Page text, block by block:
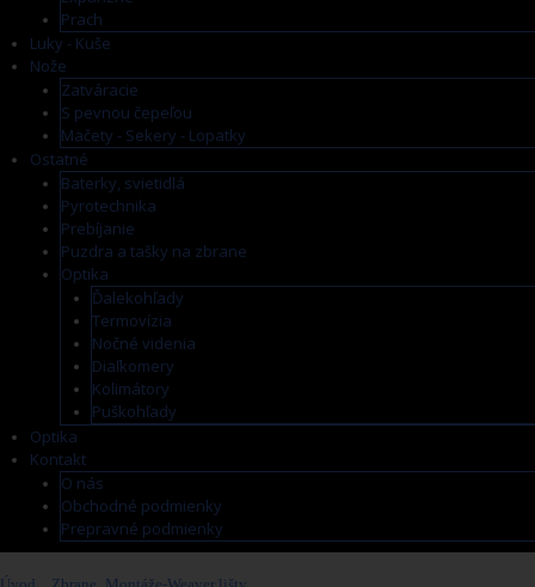
Prach
Luky - Kuše
Nože
Zatváracie
S pevnou čepeľou
Mačety - Sekery - Lopatky
Ostatné
Baterky, svietidlá
Pyrotechnika
Prebíjanie
Puzdra a tašky na zbrane
Optika
Ďalekohľady
Termovízia
Nočné videnia
Diaľkomery
Kolimátory
Puškohľady
Optika
Kontakt
O nás
Obchodné podmienky
Prepravné podmienky